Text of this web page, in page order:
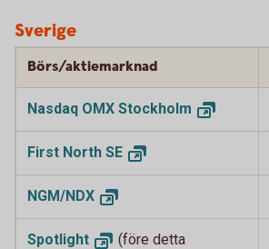
Sverige
Börs/aktiemarknad
Nasdaq OMX Stockholm
First North SE
NGM/NDX
Spotlight
(före detta